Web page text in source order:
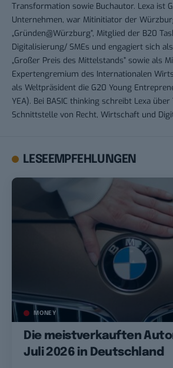
Transformation sowie Buchautor. Lexa ist
Unternehmen, war Mitinitiator der
„Gründen@Würzburg”, Mitglied der B20
Digitalisierung/ SMEs und engagiert sich
„Großer Preis des Mittelstands” sowie als
Expertengremium des Internationalen
als Weltpräsident die G20 Young
YEA). Bei BASIC thinking schreibt Lexa
Schnittstelle von Recht, Wirtschaft und
LESEEMPFEHLUNGEN
MONEY
Die meistverkauften
Juli 2026 in Deutschland